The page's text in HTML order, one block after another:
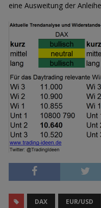
eine Ausweitung der
DAX EUR/USD